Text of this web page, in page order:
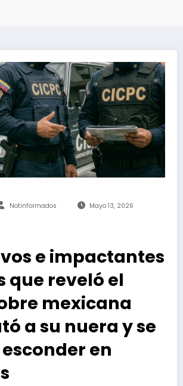
Notinformados Mayo 13, 2026
e impactantes
que reveló el
mexicana
a su nuera y se
en